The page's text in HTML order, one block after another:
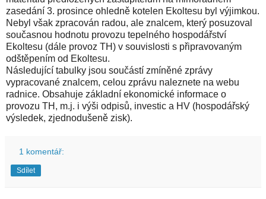
zasedání 3. prosince ohledně kotelen Ekoltesu byl výjimkou.
Nebyl však zpracován radou, ale znalcem, který posuzoval
současnou hodnotu provozu tepelného hospodářství
Ekoltesu (dále provoz TH) v souvislosti s připravovaným
odštěpením od Ekoltesu.
Následující tabulky jsou součástí zmíněné zprávy
vypracované znalcem, celou zprávu naleznete na webu
radnice. Obsahuje základní ekonomické informace o
provozu TH, m.j. i výši odpisů, investic a HV (hospodářský
výsledek, zjednodušeně zisk).
1 komentář:
Sdílet